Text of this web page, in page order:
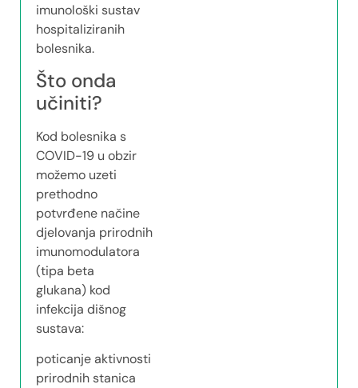
imunološki sustav
hospitaliziranih
bolesnika.
Što onda
učiniti?
Kod bolesnika s
COVID-19 u obzir
možemo uzeti
prethodno
potvrđene načine
djelovanja prirodnih
imunomodulatora
(tipa beta
glukana) kod
infekcija dišnog
sustava:
poticanje aktivnosti
prirodnih stanica